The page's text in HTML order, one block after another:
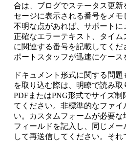
合は、ブログでステータス更新
セージに表示される番号をメモ
不明な点があれば、サポートに
正確なエラーテキスト、タイ
に関連する番号を記載してく
ポートスタッフが迅速にケース
ドキュメント形式に関する問
を取り込む際は、明瞭で読み取
PDFまたはPNG形式でサイズ制
てください。非標準的なファイ
い。カスタムフォームが必要
フィールドを記入し、同じメー
して再送信してください。そ